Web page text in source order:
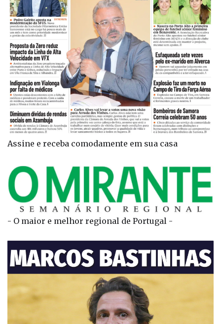
Assine e receba comodamente em sua casa
- O maior e melhor regional de Portugal -